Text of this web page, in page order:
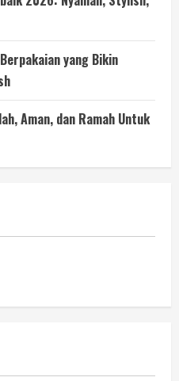
yang Bikin
Aman, dan Ramah Untuk